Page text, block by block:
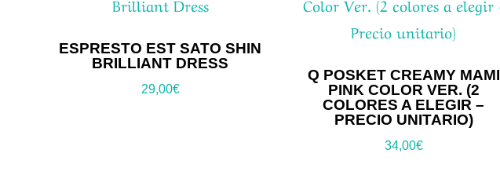
ESPRESTO EST SATO SHIN
BRILLIANT DRESS
29,00€
Q POSKET CREAMY MAMI
PINK COLOR VER. (2
COLORES A ELEGIR –
PRECIO UNITARIO)
34,00€